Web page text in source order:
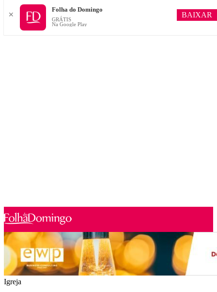
Igreja
✕
Folha do Domingo
GRÁTIS
Na Google Play
BAIXAR